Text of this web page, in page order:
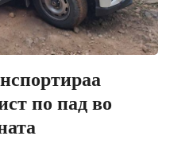
по пад во